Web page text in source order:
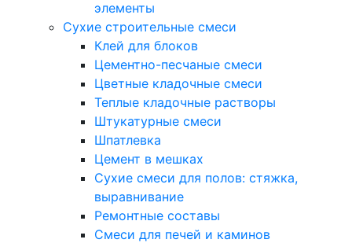
элементы
Сухие строительные смеси
Клей для блоков
Цементно-песчаные смеси
Цветные кладочные смеси
Теплые кладочные растворы
Штукатурные смеси
Шпатлевка
Цемент в мешках
Сухие смеси для полов: стяжка,
выравнивание
Ремонтные составы
Смеси для печей и каминов